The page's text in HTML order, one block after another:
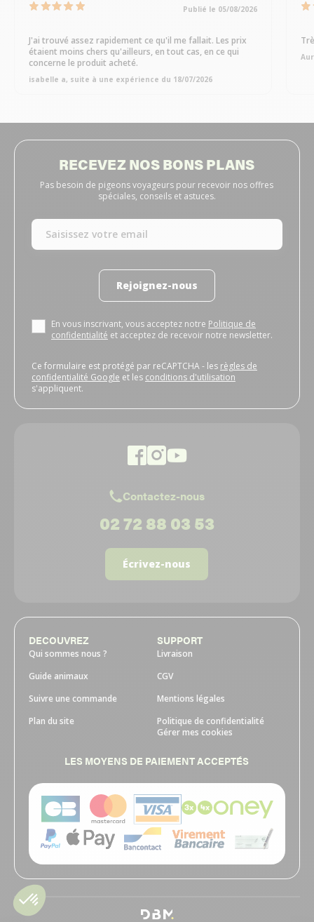
Publié le 05/08/2026
J'ai trouvé assez rapidement ce qu'il me fallait. Les prix
étaient moins chers qu'ailleurs, en tout cas, en ce qui
concerne le produit acheté.
isabelle a, suite à une expérience du 18/07/2026
RECEVEZ NOS BONS PLANS
Pas besoin de pigeons voyageurs pour recevoir nos offres
spéciales, conseils et astuces.
Rejoignez-nous
En vous inscrivant, vous acceptez notre Politique de
confidentialité et acceptez de recevoir notre newsletter.
Ce formulaire est protégé par reCAPTCHA - les règles de
confidentialité Google et les conditions d'utilisation
s'appliquent.
Contactez-nous
02 72 88 03 53
Écrivez-nous
DECOUVREZ
Qui sommes nous ?
Guide animaux
Suivre une commande
Plan du site
SUPPORT
Livraison
CGV
Mentions légales
Politique de confidentialité
Gérer mes cookies
LES MOYENS DE PAIEMENT ACCEPTÉS